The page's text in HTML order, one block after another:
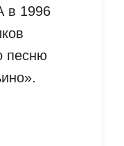
в 1996
песню